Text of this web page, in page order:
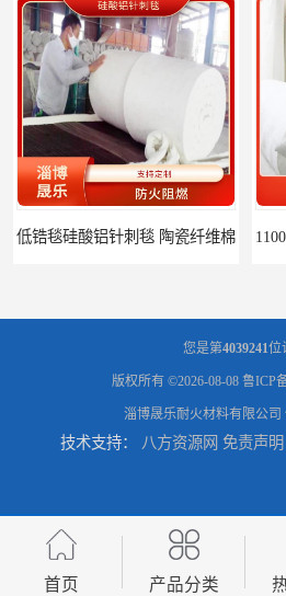
1100度硅酸铝针刺毯 硅酸铝纤维毡
硅酸铝针刺毯 陶瓷纤维毯
您是第4039241位
版权所有 ©2026-08-08 鲁ICP
淄博晟乐耐火材料有限公司
技术支持： 八方资源网 免责声明
首页 产品分类